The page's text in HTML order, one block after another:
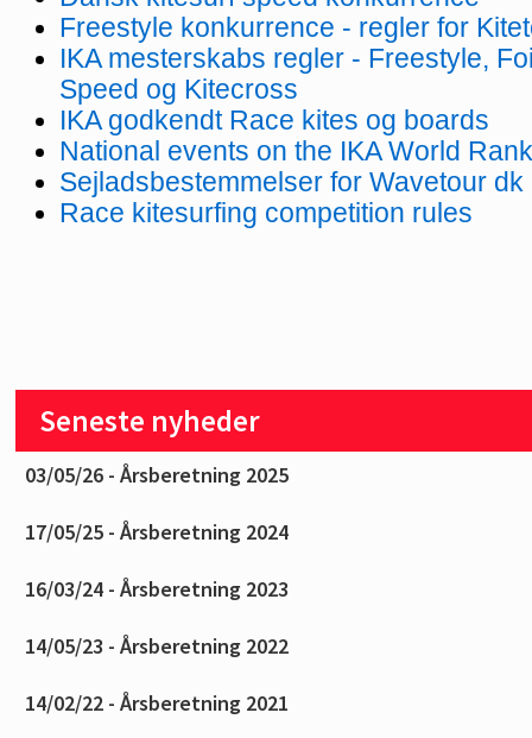
Freestyle konkurrence - regler for
IKA mesterskabs regler - Freestyle,
Speed og Kitecross
IKA godkendt Race kites og boards
National events on the IKA World
Sejladsbestemmelser for Wavetour dk
Race kitesurfing competition rules
Seneste nyheder